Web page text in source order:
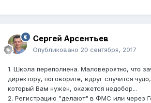
Сергей Арсентьев
Опубликовано 20 сентября, 2017
1. Школа переполнена. Маловероятно, что
директору, поговорите, вдруг случится
который Вам нужен, окажется недобор...
2. Регистрацию "делают" в ФМС или через